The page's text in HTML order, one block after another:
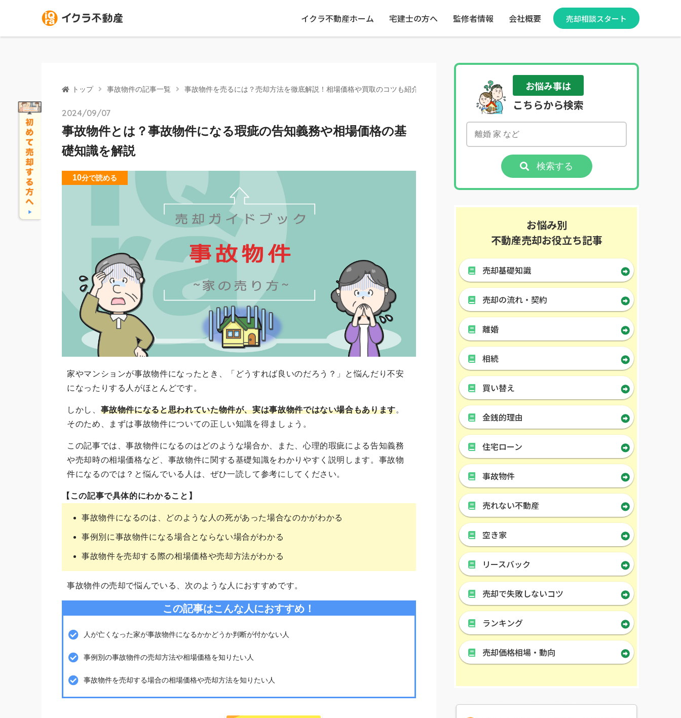
イクラ不動産ホーム 宅建士の方へ 監修者情報 会社概要 売却相談スタート
トップ 事故物件の記事一覧 事故物件を売るには？売却方法を徹底解説！相場価格や買取のコツも紹介
2024/09/07
事故物件とは？事故物件になる瑕疵の告知義務や相場価格の基
礎知識を解説
10分で読める
家やマンションが事故物件になったとき、「どうすれば良いのだろう？」と悩んだり不安
になったりする人がほとんどです。
しかし、 事故物件になると思われていた物件が、実は事故物件ではない場合もあります。
そのため、まずは事故物件についての正しい知識を得ましょう。
この記事では、事故物件になるのはどのような場合か、また、心理的瑕疵による告知義務
や売却時の相場価格など、事故物件に関する基礎知識をわかりやすく説明します。事故物
件になるのでは？と悩んでいる人は、ぜひ一読して参考にしてください。
【この記事で具体的にわかること】
事故物件になるのは、どのような人の死があった場合なのかがわかる
事例別に事故物件になる場合とならない場合がわかる
事故物件を売却する際の相場価格や売却方法がわかる
事故物件の売却で悩んでいる、次のような人におすすめです。
この記事はこんな人におすすめ！
人が亡くなった家が事故物件になるかかどうか判断が付かない人
事例別の事故物件の売却方法や相場価格を知りたい人
事故物件を売却する場合の相場価格や売却方法を知りたい人
お悩み事は
こちらから検索
検索する
お悩み別
不動産売却お役立ち記事
売却基礎知識
売却の流れ・契約
離婚
相続
買い替え
金銭的理由
住宅ローン
事故物件
売れない不動産
空き家
リースバック
売却で失敗しないコツ
ランキング
売却価格相場・動向